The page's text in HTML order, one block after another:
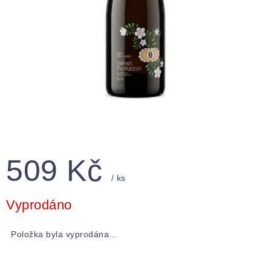
509 Kč / ks
cena:
Vyprodáno
Položka byla vyprodána…